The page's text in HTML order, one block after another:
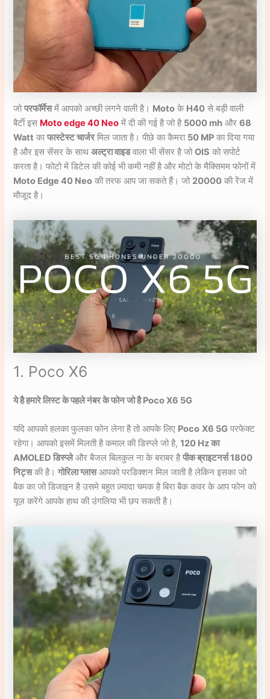
जोपरफॉर्मेसमें आपको अच्छी लगने वाली है। Moto के H40 से बड़ी वाली
बैर्टी इस Moto edge 40 Neo में दी की गई है जो है 5000 mh और68
Watt काफास्टेस्ट चार्जरमिल जाता है। पीछे का कैमरा 50 MP का दिया गया
है और इस सेंसर के साथअल्ट्रा वाइडवाला भी सेंसर है जोOIS को सपोर्ट
करता है। फोटो में डिटेल की कोई भी कमी नहीं है और मोटो के मैक्सिमम फोनों में
Moto Edge 40 Neo की तरफ आप जा सकते हैं। जो 20000 की रेंज में
मौजूद है।
1. Poco X6
ये है हमारे लिस्ट के पहले नंबर के फोन जो है Poco X6 5G
यदि आपको हलका फुलका फोन लेना है तो आपके लिए Poco X6 5G परफेक्ट
रहेगा। आपको इसमें मिलती है कमाल की डिस्प्ले जो है,120 Hzका
AMOLED डिस्प्लेऔर बैजल बिलकुल ना के बराबर हैपीक ब्राइटनर्स 1800
निट्सकी है।गोरिला ग्लासआपको परडिक्शन मिल जाती है लेकिन इसका जो
बैक का जो डिजाइन है उसमे बहुत ज़्यादा चमक है बिरा बैक कवर के आप फोन को
यूज़ करेंगे आपके हाथ की उंगलिया भी छप सकती है।